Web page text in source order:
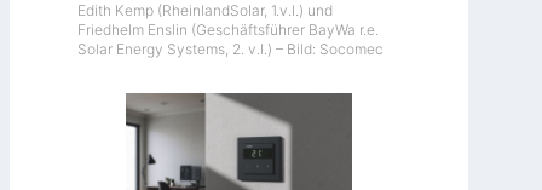
Edith Kemp (RheinlandSolar, 1.v.l.) und
Friedhelm Enslin (Geschäftsführer BayWa r.e.
Solar Energy Systems, 2. v.l.) – Bild: Socomec